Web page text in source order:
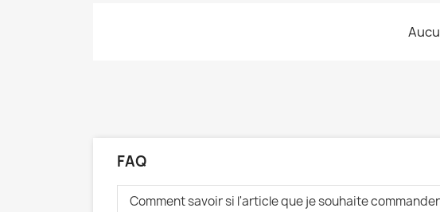
FAQ
Comment savoir si l'article que je souhaite